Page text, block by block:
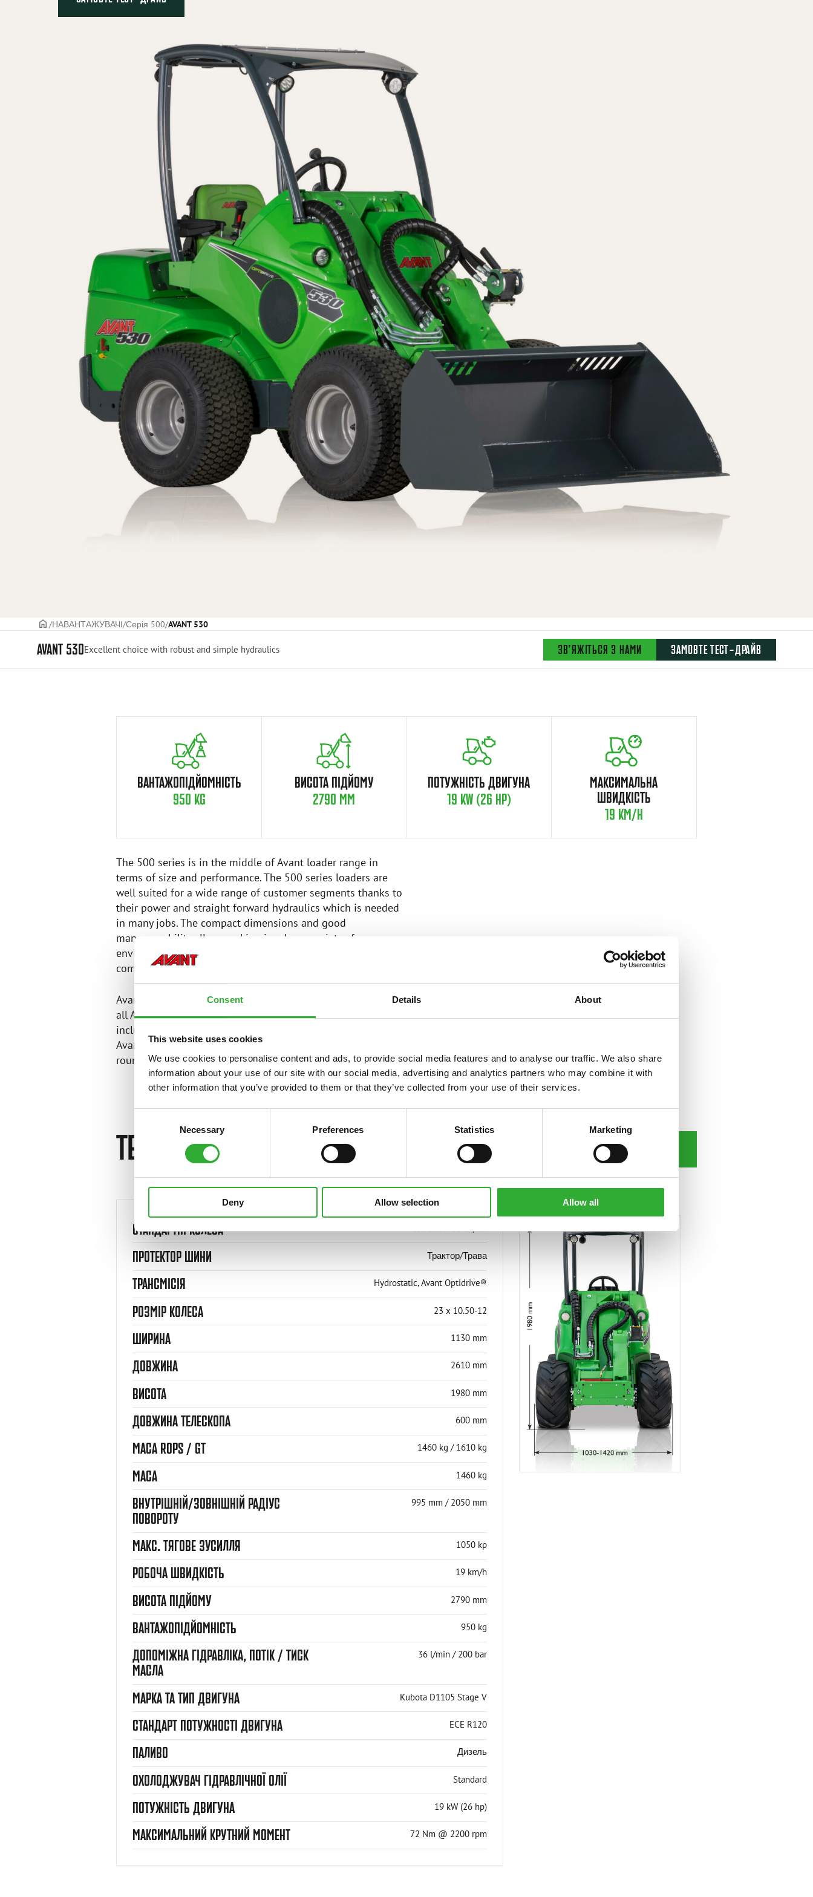
Consent Details About
This website uses cookies
We use cookies to personalise content and ads, to provide social media features and to analyse our traffic. We also share
information about your use of our site with our social media, advertising and analytics partners who may combine it with
other information that you’ve provided to them or that they’ve collected from your use of their services.
Necessary Preferences Statistics Marketing
Deny Allow selection Allow all
ГОЛОВНА СТОРІНКА
НАВАНТАЖУВАЧІ Серія 500 AVANT 530
AVANT 530Excellent choice with robust and simple hydraulics ЗВ’ЯЖІТЬСЯ З НАМИ ЗАМОВТЕ ТЕСТ-ДРАЙВ
ВАНТАЖОПІДЙОМНІСТЬ
950 KG
ВИСОТА ПІДЙОМУ
2790 MM
ПОТУЖНІСТЬ ДВИГУНА
19 KW (26 HP)
МАКСИМАЛЬНА
ШВИДКІСТЬ
19 KM/H
The 500 series is in the middle of Avant loader range in
terms of size and performance. The 500 series loaders are
well suited for a wide range of customer segments thanks to
their power and straight forward hydraulics which is needed
in many jobs. The compact dimensions and good
maneuverability allow working in a large variety of
environments. 500 series can also lift amazingly heavy loads
compared to the size of the machine.
Avant 500 series is a reliable partner for all-round use. Like
all Avants, it can be equipped following customer needs,
including all cab options (L, LX, DLX). The comprehensive
Avant attachment range guarantees efficient working all year
round.
ТЕХНІЧНІ ХАРАКТЕРИСТИКИ ЗАВАНТАЖИТИ ІНСТРУКЦІЮ
СТАНДАРТНІ КОЛЕСА
ПРОТЕКТОР ШИНИ Трактор/Трава
ТРАНСМІСІЯ Hydrostatic, Avant Optidrive®
РОЗМІР КОЛЕСА 23 x 10.50-12
ШИРИНА 1130 mm
ДОВЖИНА 2610 mm
ВИСОТА 1980 mm
ДОВЖИНА ТЕЛЕСКОПА 600 mm
МАСА ROPS / GT 1460 kg / 1610 kg
МАСА 1460 kg
ВНУТРІШНІЙ/ЗОВНІШНІЙ РАДІУС
ПОВОРОТУ
995 mm / 2050 mm
МАКС. ТЯГОВЕ ЗУСИЛЛЯ 1050 kp
РОБОЧА ШВИДКІСТЬ 19 km/h
ВИСОТА ПІДЙОМУ 2790 mm
ВАНТАЖОПІДЙОМНІСТЬ 950 kg
ДОПОМІЖНА ГІДРАВЛІКА, ПОТІК / ТИСК
МАСЛА
36 l/min / 200 bar
МАРКА ТА ТИП ДВИГУНА Kubota D1105 Stage V
СТАНДАРТ ПОТУЖНОСТІ ДВИГУНА ECE R120
ПАЛИВО Дизель
ОХОЛОДЖУВАЧ ГІДРАВЛІЧНОЇ ОЛІЇ Standard
ПОТУЖНІСТЬ ДВИГУНА 19 kW (26 hp)
МАКСИМАЛЬНИЙ КРУТНИЙ МОМЕНТ 72 Nm @ 2200 rpm